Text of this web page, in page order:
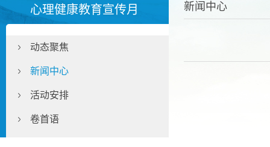
心理健康教育宣传月
动态聚焦
新闻中心
活动安排
卷首语
新闻中心